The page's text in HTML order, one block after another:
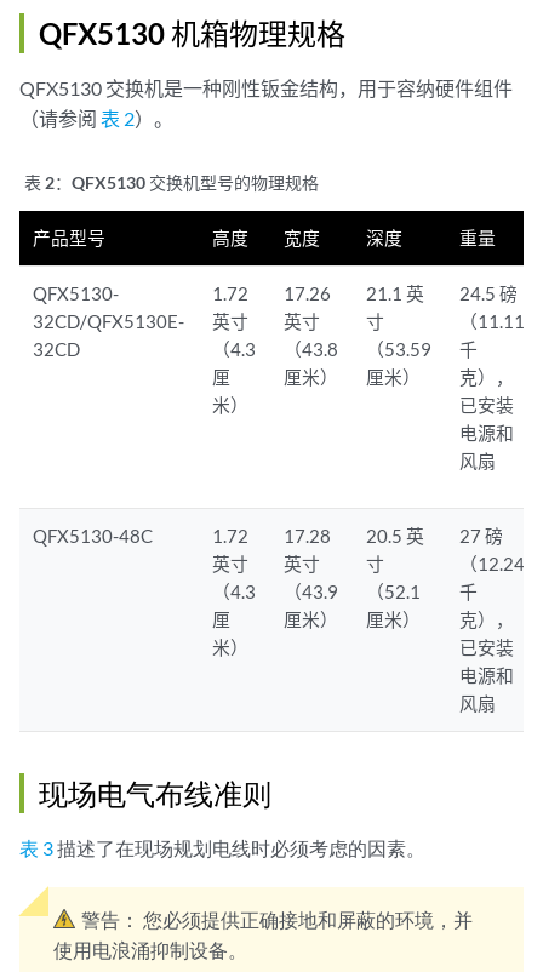
QFX5130 机箱物理规格
QFX5130 交换机是一种刚性钣金结构，用于容纳硬件组件
（请参阅 表 2）。
表 2： QFX5130 交换机型号的物理规格
产品型号 高度 宽度 深度 重量
QFX5130-
32CD/QFX5130E-
32CD
1.72
英寸
（4.3
厘
米）
17.26
英寸
（43.8
厘米）
21.1 英
寸
（53.59
厘米）
24.5 磅
（11.11
千
克），
已安装
电源和
风扇
QFX5130-48C
1.72
英寸
（4.3
厘
米）
17.28
英寸
（43.9
厘米）
20.5 英
寸
（52.1
厘米）
27 磅
（12.24
千
克），
已安装
电源和
风扇
现场电气布线准则
表 3描述了在现场规划电线时必须考虑的因素。
警告： 您必须提供正确接地和屏蔽的环境，并
使用电浪涌抑制设备。